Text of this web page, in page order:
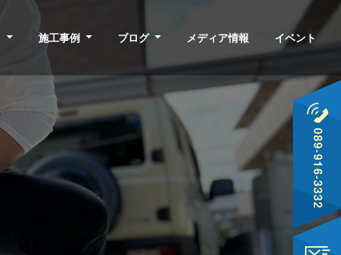
施工事例 ブログ メディア情報 イベント